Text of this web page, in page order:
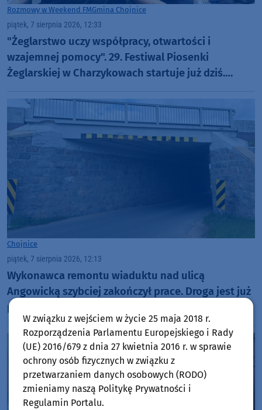
Rozmowy w Weekend FMGmina Chojnice
piątek, 7 sierpnia 2026, 12:33
"Żeglarstwo uczy współpracy, otwartości i
wzajemnej pomocy". 29. Festiwal Piosenki
Żeglarskiej w Charzykowach startuje już dziś.
Chojnice
piątek, 7 sierpnia 2026, 12:13
Wykonawca remontu wiaduktu nad ulicą
Angowicką szybciej zakończył prace. Droga jest już
przejezdna
W związku z wejściem w życie 25 maja 2018 r.
Rozporządzenia Parlamentu Europejskiego i Rady
(UE) 2016/679 z dnia 27 kwietnia 2016 r. w sprawie
ochrony osób fizycznych w związku z
przetwarzaniem danych osobowych (RODO)
zmieniamy naszą Politykę Prywatności i
Regulamin Portalu.